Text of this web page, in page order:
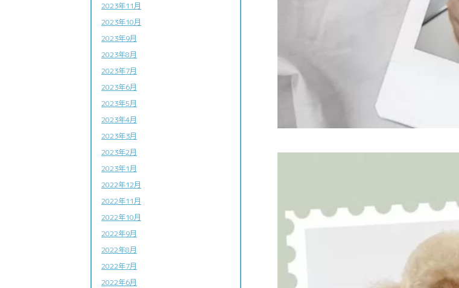
2023年11月
2023年10月
2023年9月
2023年8月
2023年7月
2023年6月
2023年5月
2023年4月
2023年3月
2023年2月
2023年1月
2022年12月
2022年11月
2022年10月
2022年9月
2022年8月
2022年7月
2022年6月